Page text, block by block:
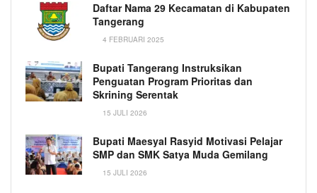
Daftar Nama 29 Kecamatan di Kabupaten
Tangerang
4 FEBRUARI 2025
Bupati Tangerang Instruksikan
Penguatan Program Prioritas dan
Skrining Serentak
15 JULI 2026
Bupati Maesyal Rasyid Motivasi Pelajar
SMP dan SMK Satya Muda Gemilang
15 JULI 2026